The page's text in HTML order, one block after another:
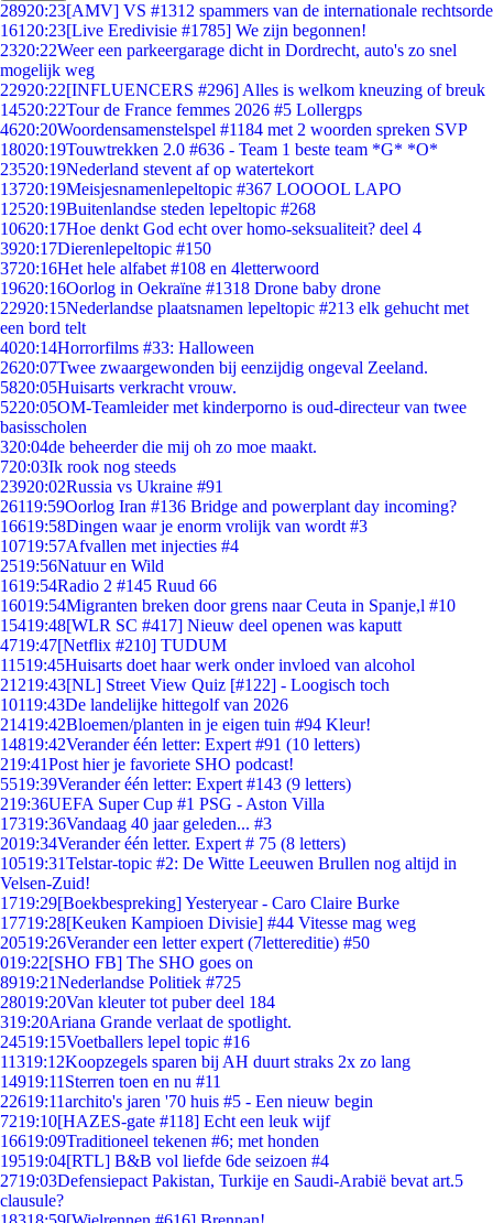
28920:23[AMV] VS #1312 spammers van de internationale rechtsorde
161 20:23[Live Eredivisie #1785] We zijn begonnen!
2320:22Weer een parkeergarage dicht in Dordrecht, auto's zo snel
mogelijk weg
22920:22[INFLUENCERS #296] Alles is welkom kneuzing of breuk
14520:22Tour de France femmes 2026 #5 Lollergps
4620:20Woordensamenstelspel #1184 met 2 woorden spreken SVP
18020:19Touwtrekken 2.0 #636 - Team 1 beste team *G* *O*
23520:19Nederland stevent af op watertekort
13720:19Meisjesnamenlepeltopic #367 LOOOOL LAPO
12520:19Buitenlandse steden lepeltopic #268
10620:17Hoe denkt God echt over homo-seksualiteit? deel 4
3920:17Dierenlepeltopic #150
3720:16Het hele alfabet #108 en 4letterwoord
19620:16Oorlog in Oekraïne #1318 Drone baby drone
22920:15Nederlandse plaatsnamen lepeltopic #213 elk gehucht met
een bord telt
4020:14Horrorfilms #33: Halloween
2620:07Twee zwaargewonden bij eenzijdig ongeval Zeeland.
5820:05Huisarts verkracht vrouw.
5220:05OM-Teamleider met kinderporno is oud-directeur van twee
basisscholen
320:04de beheerder die mij oh zo moe maakt.
720:03Ik rook nog steeds
23920:02Russia vs Ukraine #91
26119:59Oorlog Iran #136 Bridge and powerplant day incoming?
16619:58Dingen waar je enorm vrolijk van wordt #3
10719:57Afvallen met injecties #4
2519:56Natuur en Wild
1619:54Radio 2 #145 Ruud 66
16019:54Migranten breken door grens naar Ceuta in Spanje,l #10
15419:48[WLR SC #417] Nieuw deel openen was kaputt
4719:47[Netflix #210] TUDUM
11519:45Huisarts doet haar werk onder invloed van alcohol
21219:43[NL] Street View Quiz [#122] - Loogisch toch
10119:43De landelijke hittegolf van 2026
21419:42Bloemen/planten in je eigen tuin #94 Kleur!
14819:42Verander één letter: Expert #91 (10 letters)
219:41Post hier je favoriete SHO podcast!
5519:39Verander één letter: Expert #143 (9 letters)
219:36UEFA Super Cup #1 PSG - Aston Villa
17319:36Vandaag 40 jaar geleden... #3
2019:34Verander één letter. Expert # 75 (8 letters)
10519:31Telstar-topic #2: De Witte Leeuwen Brullen nog altijd in
Velsen-Zuid!
1719:29[Boekbespreking] Yesteryear - Caro Claire Burke
17719:28[Keuken Kampioen Divisie] #44 Vitesse mag weg
20519:26Verander een letter expert (7lettereditie) #50
019:22[SHO FB] The SHO goes on
8919:21Nederlandse Politiek #725
28019:20Van kleuter tot puber deel 184
319:20Ariana Grande verlaat de spotlight.
24519:15Voetballers lepel topic #16
11319:12Koopzegels sparen bij AH duurt straks 2x zo lang
14919:11 Sterren toen en nu #11
22619:11archito's jaren '70 huis #5 - Een nieuw begin
7219:10[HAZES-gate #118] Echt een leuk wijf
16619:09Traditioneel tekenen #6; met honden
19519:04[RTL] B&B vol liefde 6de seizoen #4
2719:03Defensiepact Pakistan, Turkije en Saudi-Arabië bevat art.5
clausule?